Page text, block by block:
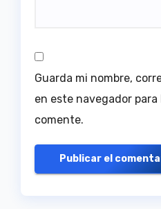
Guarda mi nombre,
en este navegador
comente.